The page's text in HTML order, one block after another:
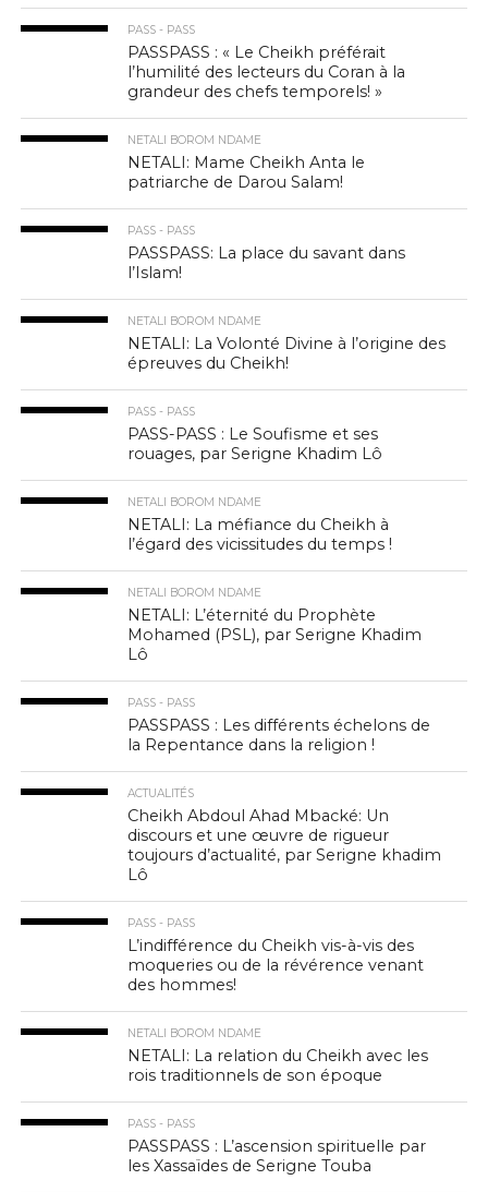
PASS - PASS
PASSPASS : « Le Cheikh préférait
l’humilité des lecteurs du Coran à la
grandeur des chefs temporels! »
NETALI BOROM NDAME
NETALI: Mame Cheikh Anta le
patriarche de Darou Salam!
PASS - PASS
PASSPASS: La place du savant dans
l’Islam!
NETALI BOROM NDAME
NETALI: La Volonté Divine à l’origine des
épreuves du Cheikh!
PASS - PASS
PASS-PASS : Le Soufisme et ses
rouages, par Serigne Khadim Lô
NETALI BOROM NDAME
NETALI: La méfiance du Cheikh à
l’égard des vicissitudes du temps !
NETALI BOROM NDAME
NETALI: L’éternité du Prophète
Mohamed (PSL), par Serigne Khadim
Lô
PASS - PASS
PASSPASS : Les différents échelons de
la Repentance dans la religion !
ACTUALITÉS
Cheikh Abdoul Ahad Mbacké: Un
discours et une œuvre de rigueur
toujours d’actualité, par Serigne khadim
Lô
PASS - PASS
L’indifférence du Cheikh vis-à-vis des
moqueries ou de la révérence venant
des hommes!
NETALI BOROM NDAME
NETALI: La relation du Cheikh avec les
rois traditionnels de son époque
PASS - PASS
PASSPASS : L’ascension spirituelle par
les Xassaïdes de Serigne Touba